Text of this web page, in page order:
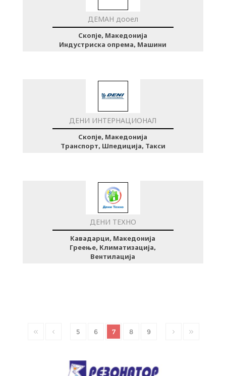
ДЕМАН дооел
Скопје, Македонија
Индустриска опрема, Машини
ДЕНИ ИНТЕРНАЦИОНАЛ
Скопје, Македонија
Транспорт, Шпедиција, Такси
ДЕНИ ТЕХНО
Кавадарци, Македонија
Греење, Климатизација,
Вентилација
5 6 7 8 9